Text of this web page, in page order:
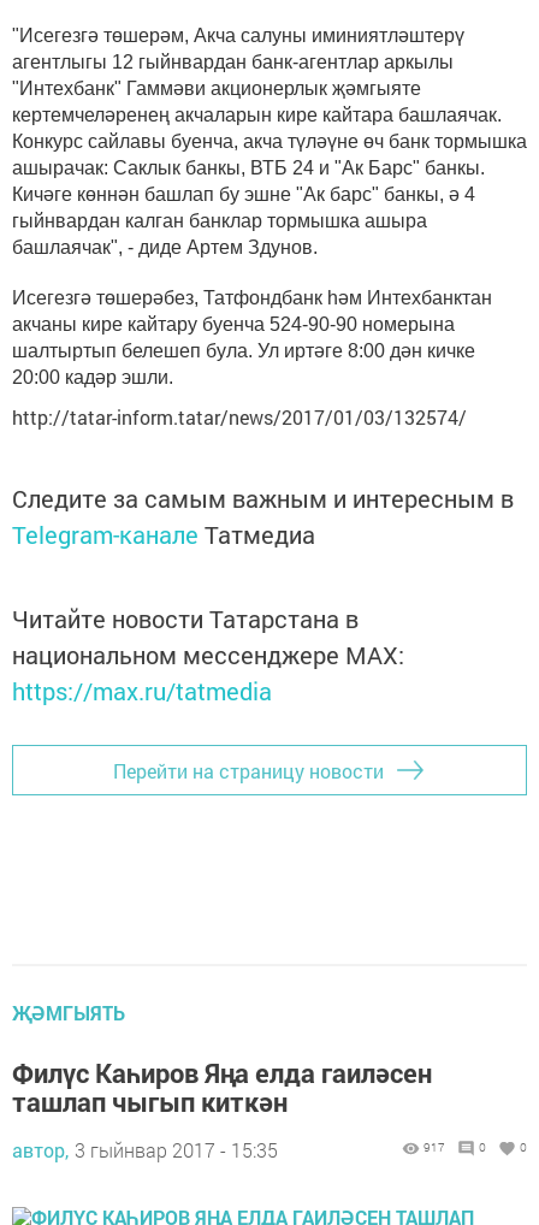
"Исегезгә төшерәм, Акча салуны иминиятләштерү
агентлыгы 12 гыйнвардан банк-агентлар аркылы
"Интехбанк" Гаммәви акционерлык җәмгыяте
кертемчеләренең акчаларын кире кайтара башлаячак.
Конкурс сайлавы буенча, акча түләүне өч банк тормышка
ашырачак: Саклык банкы, ВТБ 24 и "Ак Барс" банкы.
Кичәге көннән башлап бу эшне "Ак барс" банкы, ә 4
гыйнвардан калган банклар тормышка ашыра
башлаячак", - диде Артем Здунов.
Исегезгә төшерәбез, Татфондбанк һәм Интехбанктан
акчаны кире кайтару буенча 524-90-90 номерына
шалтыртып белешеп була. Ул иртәге 8:00 дән кичке
20:00 кадәр эшли.
http://tatar-inform.tatar/news/2017/01/03/132574/
Следите за самым важным и интересным в
Telegram-канале Татмедиа
Читайте новости Татарстана в
национальном мессенджере MАХ:
https://max.ru/tatmedia
Перейти на страницу новости
ҖӘМГЫЯТЬ
Филүс Каһиров Яңа елда гаиләсен
ташлап чыгып киткән
автор, 3 гыйнвар 2017 - 15:35 917 0 0